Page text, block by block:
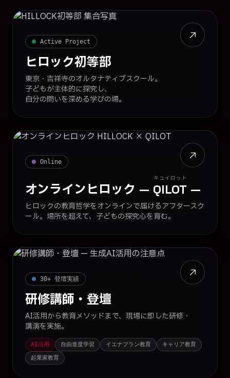
Active Project
ヒロック初等部
東京・吉祥寺のオルタナティブスクール。
子どもが主体的に探究し、
自分の問いを深める学びの場。
Online
オンラインヒロック — QILOT
キュイロット
—
ヒロックの教育哲学をオンラインで届けるアフタースク
ール。場所を超えて、子どもの探究心を育む。
30+ 登壇実績
研修講師・登壇
AI活用から教育メソッドまで、現場に即した研修・
講演を実施。
AI活用 自由進度学習 イエナプラン教育
キャリア教育
起業家教育